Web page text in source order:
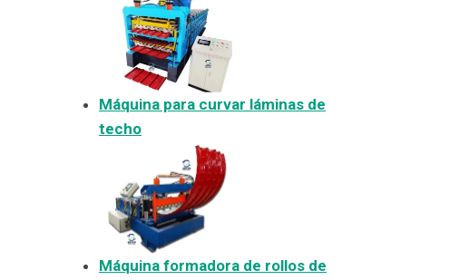
Máquina para curvar láminas de
techo
Máquina formadora de rollos de